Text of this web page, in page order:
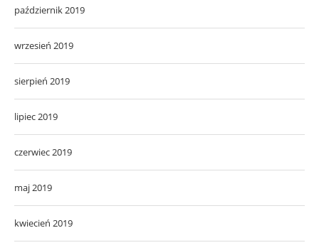
październik 2019
wrzesień 2019
sierpień 2019
lipiec 2019
czerwiec 2019
maj 2019
kwiecień 2019